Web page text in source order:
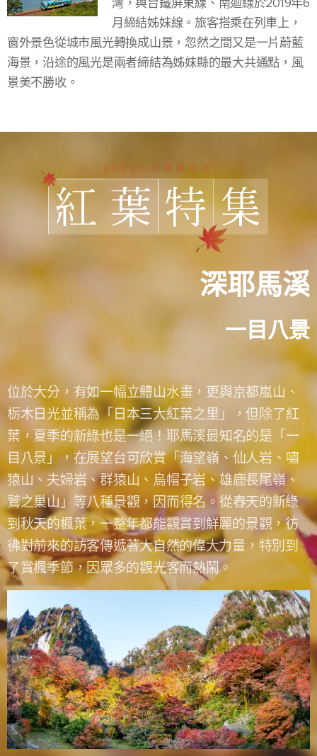
月締結姊妹線。旅客搭乘在列車上，
窗外景色從城市風光轉換成山景，忽然之間又是一片蔚藍
海景，沿途的風光是兩者締結為姊妹縣的最大共通點，風
景美不勝收。
深耶馬溪
一目八景
位於大分，有如一幅立體山水畫，更與京都嵐山、
栃木日光並稱為「日本三大紅葉之里」，但除了紅
葉，夏季的新綠也是一絕！耶馬溪最知名的是「一
目八景」，在展望台可欣賞「海望嶺、仙人岩、嘯
猿山、夫婦岩、群猿山、烏帽子岩、雄鹿長尾嶺、
鷲之巢山」等八種景觀，因而得名。 從春天的新綠
到秋天的楓葉，一整年都能觀賞到鮮麗的景觀，彷
彿對前來的訪客傳遞著大自然的偉大力量， 特別到
了賞楓季節，因眾多的觀光客而熱鬧。